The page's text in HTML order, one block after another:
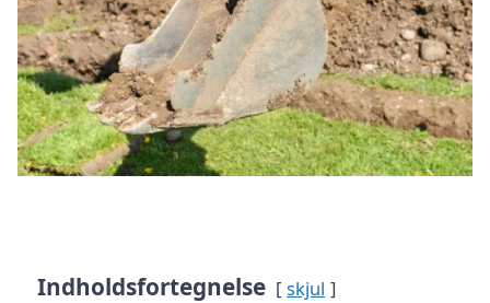
Indholdsfortegnelse skjul